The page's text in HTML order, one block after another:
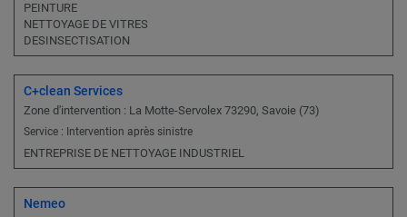
PEINTURE
NETTOYAGE DE VITRES
DESINSECTISATION
C+clean Services
Zone d'intervention : La Motte-Servolex 73290, Savoie (73)
Service : Intervention après sinistre
ENTREPRISE DE NETTOYAGE INDUSTRIEL
Nemeo